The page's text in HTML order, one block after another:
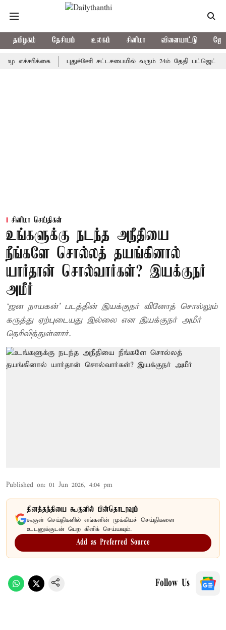
தமிழகம் தேசியம் உலகம் சினிமா விளையாட்டு
புதுச்சேரி சட்டசபையில் வரும் 24ம் தேதி பட்ஜெட் தாக்கல்
சினிமா செய்திகள்
உங்களுக்கு நடந்த அநீதியை
நீங்களே சொல்லத் தயங்கினால்
யார்தான் சொல்வார்கள்? இயக்குநர்
அமீர்
‘ஜன நாயகன்’ படத்தின் இயக்குநர் வினோத் சொல்லும்
கருத்து ஏற்புடையது இல்லை என இயக்குநர் அமீர்
தெரிவித்துள்ளார்.
Published on: 01 Jun 2026, 4:04 pm
தினத்தந்தியை கூகுளில் பின்தொடரவும்
கூகுள் செய்திகளில் எங்களின் முக்கியச் செய்திகளை
உடனுக்குடன் பெற கிளிக் செய்யவும்.
Add as Preferred Source
Follow Us